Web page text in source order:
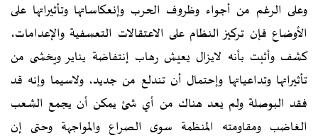
وعلى الرغم من أجواء وظروف الحرب وإنعکاساتها وتأثيراتها على
الأوضاع فإن ترکيز النظام على الاعتقالات التعسفية والإعدامات،
کشف وأثبت بأنه لايزال يعيش رهاب إنتفاضة يناير ويخشى من
تأثيراتها وتداعياتها وإحتمال أن تندلع من جديد، ولاسيما وإنه قد
فقد البوصلة ولم يعد هناك من أي شئ يمکن أن يجمع الشعب
الغاضب ومقاومته المنظمة سوى الصراع والمواجهة وحتى إن